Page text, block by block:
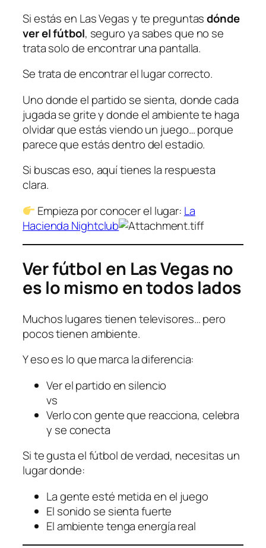
Si estás en Las Vegas y te preguntasdónde
ver el fútbol, seguro ya sabes que no se
trata solo de encontrar una pantalla.
Se trata de encontrar el lugar correcto.
Uno donde el partido se sienta, donde cada
jugada se grite y donde el ambiente te haga
olvidar que estás viendo un juego… porque
parece que estás dentro del estadio.
Si buscas eso, aquí tienes la respuesta
clara.
Empieza por conocer el lugar: La
Hacienda Nightclub
Ver fútbol en Las Vegas no
es lo mismo en todos lados
Muchos lugares tienen televisores… pero
pocos tienen ambiente.
Y eso es lo que marca la diferencia:
Ver el partido en silencio
vs
Verlo con gente que reacciona, celebra
y se conecta
Si te gusta el fútbol de verdad, necesitas un
lugar donde:
La gente esté metida en el juego
El sonido se sienta fuerte
El ambiente tenga energía real